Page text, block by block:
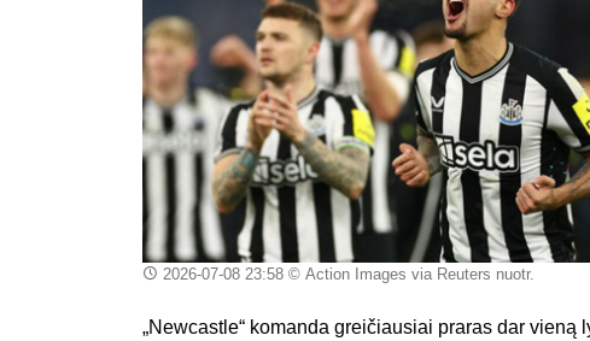
2026-07-08 23:58© Action Images via Reuters nuotr.
„Newcastle“ komanda greičiausiai praras dar vieną